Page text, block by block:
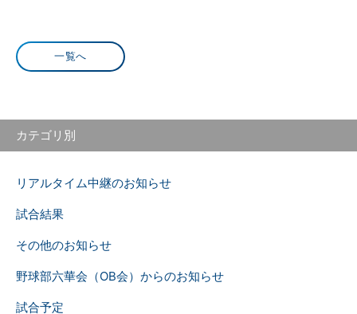
一覧へ
カテゴリ別
リアルタイム中継のお知らせ
試合結果
その他のお知らせ
野球部六華会（OB会）からのお知らせ
試合予定